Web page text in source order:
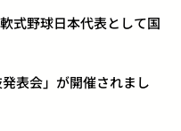
式野球日本代表として国
表会」が開催されまし